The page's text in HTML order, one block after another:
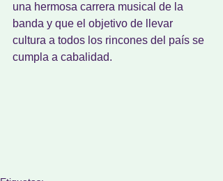
una hermosa carrera musical de la
banda y que el objetivo de llevar
cultura a todos los rincones del país se
cumpla a cabalidad.